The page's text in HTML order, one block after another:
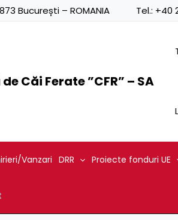
București – ROMANIA Tel.: +40
Căi Ferate ”CFR” – SA
Vanzari DRR Proiecte fonduri UE